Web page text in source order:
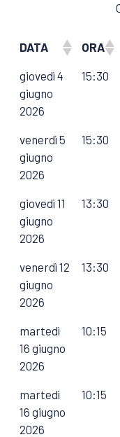
DATA ORA
giovedì 4
giugno
2026
15:30
venerdì 5
giugno
2026
15:30
giovedì 11
giugno
2026
13:30
venerdì 12
giugno
2026
13:30
martedì
16 giugno
2026
10:15
martedì
16 giugno
2026
10:15